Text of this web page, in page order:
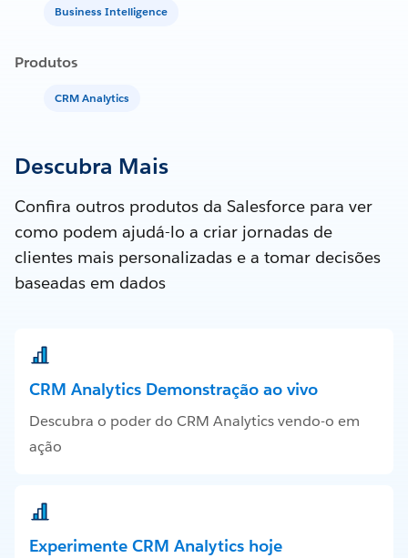
Business Intelligence
Produtos
CRM Analytics
Descubra Mais
Confira outros produtos da Salesforce para ver
como podem ajudá-lo a criar jornadas de
clientes mais personalizadas e a tomar decisões
baseadas em dados
CRM Analytics Demonstração ao vivo
Descubra o poder do CRM Analytics vendo-o em
ação
Experimente CRM Analytics hoje